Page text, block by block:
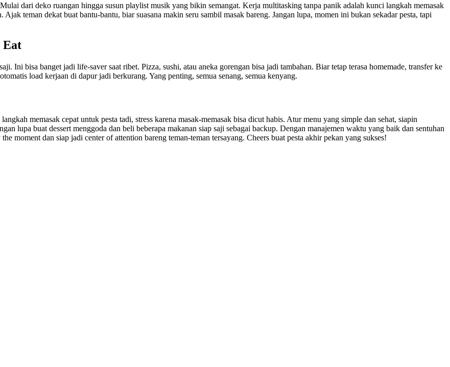
dari deko ruangan hingga susun playlist musik yang bikin semangat. Kerja multitasking tanpa panik adalah kunci langkah memasak
teman dekat buat bantu-bantu, biar suasana makin seru sambil masak bareng. Jangan lupa, momen ini bukan sekadar pesta, tapi
Eat
Ini bisa banget jadi life-saver saat ribet. Pizza, sushi, atau aneka gorengan bisa jadi tambahan. Biar tetap terasa homemade, transfer ke
load kerjaan di dapur jadi berkurang. Yang penting, semua senang, semua kenyang.
memasak cepat untuk pesta tadi, stress karena masak-memasak bisa dicut habis. Atur menu yang simple dan sehat, siapin
lupa buat dessert menggoda dan beli beberapa makanan siap saji sebagai backup. Dengan manajemen waktu yang baik dan sentuhan
moment dan siap jadi center of attention bareng teman-teman tersayang. Cheers buat pesta akhir pekan yang sukses!